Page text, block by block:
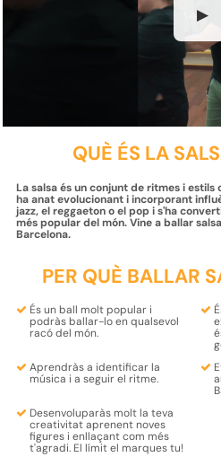
▶
QUÈ ÉS LA
La salsa és un conjunt de ritmes i
ha anat evolucionant i incorporant
jazz, el reggaeton o el pop i s'ha
més popular del món. Vine a ballar
Barcelona.
PER QUÈ BALLAR
És un ball molt popular i
podràs ballar-loen qualsevol
racó del món.
Aprendràs a identificar la
música i a seguir el ritme.
Desenvoluparàs molt la teva
creativitataprenentnoves
figuresi enllaçant com més
t'agradi. El límit el marques tu!